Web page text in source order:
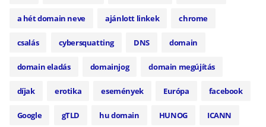
a hét domain neve ajánlott linkek chrome
csalás cybersquatting DNS domain
domain eladás domainjog domain megújítás
díjak erotika események Európa facebook
Google gTLD hu domain HUNOG ICANN